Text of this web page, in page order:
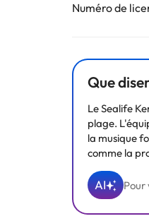
Certains des
Numéro de
Que
Le Sealife
plage.
la musique
comme la
AI Pour